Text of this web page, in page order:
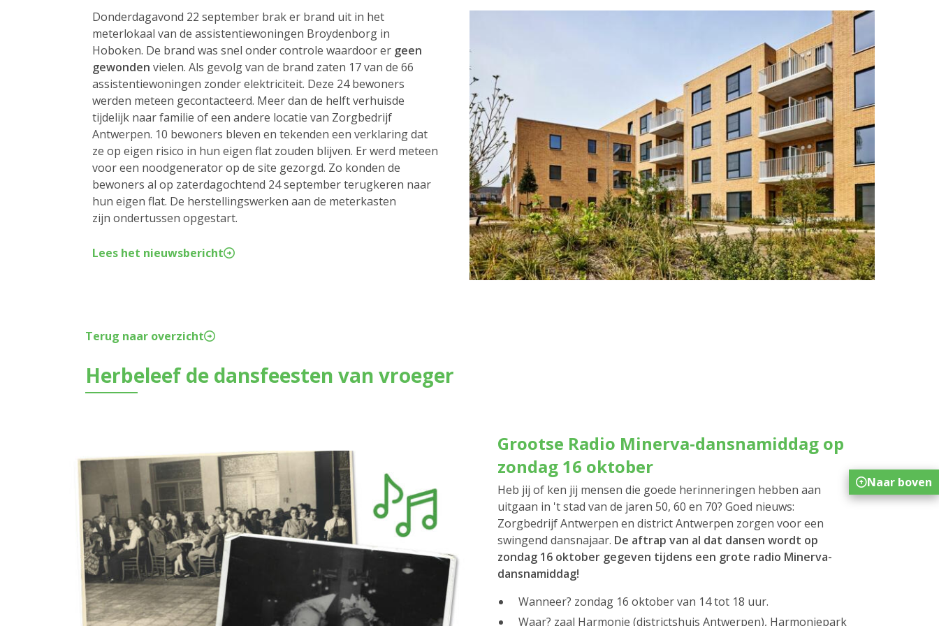
Donderdagavond 22 september brak er brand uit in het
meterlokaal van de assistentiewoningen Broydenborg in
Hoboken. De brand was snel onder controle waardoor er geen
gewonden vielen. Als gevolg van de brand zaten 17 van de 66
assistentiewoningen zonder elektriciteit. Deze 24 bewoners
werden meteen gecontacteerd. Meer dan de helft verhuisde
tijdelijk naar familie of een andere locatie van Zorgbedrijf
Antwerpen. 10 bewoners bleven en tekenden een verklaring dat
ze op eigen risico in hun eigen flat zouden blijven. Er werd meteen
voor een noodgenerator op de site gezorgd. Zo konden de
bewoners al op zaterdagochtend 24 september terugkeren naar
hun eigen flat. De herstellingswerken aan de meterkasten
zijn ondertussen opgestart.
Lees het nieuwsbericht
Terug naar overzicht
Herbeleef de dansfeesten van vroeger
Grootse Radio Minerva-dansnamiddag op
zondag 16 oktober
Heb jij of ken jij mensen die goede herinneringen hebben aan
uitgaan in 't stad van de jaren 50, 60 en 70? Goed nieuws:
Zorgbedrijf Antwerpen en district Antwerpen zorgen voor een
swingend dansnajaar. De aftrap van al dat dansen wordt op
zondag 16 oktober gegeven tijdens een grote radio Minerva-
dansnamiddag!
Wanneer? zondag 16 oktober van 14 tot 18 uur.
Waar? zaal Harmonie (districtshuis Antwerpen), Harmoniepark
Naar boven